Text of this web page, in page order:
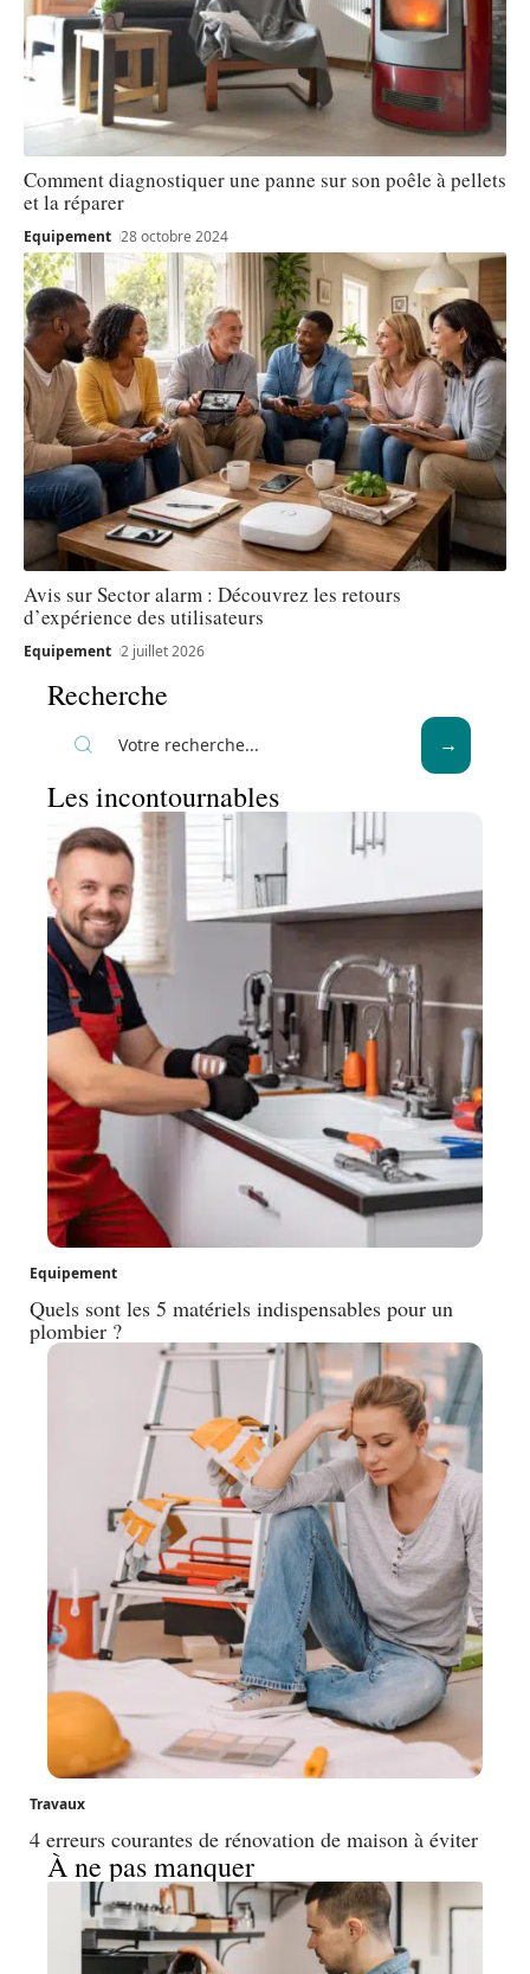
Comment diagnostiquer une panne sur son poêle à pellets
et la réparer
Equipement 28 octobre 2024
Avis sur Sector alarm : Découvrez les retours
d’expérience des utilisateurs
Equipement 2 juillet 2026
Recherche
Les incontournables
Equipement
Quels sont les 5 matériels indispensables pour un
plombier ?
Travaux
4 erreurs courantes de rénovation de maison à éviter
À ne pas manquer